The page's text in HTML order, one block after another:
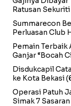
Ratusan
Summarecon
Perluasan Club
Pemain Terbaik
Ganjar “Bocah
Disdukcapil
ke Kota Bekasi
Operasi Patuh
Simak 7